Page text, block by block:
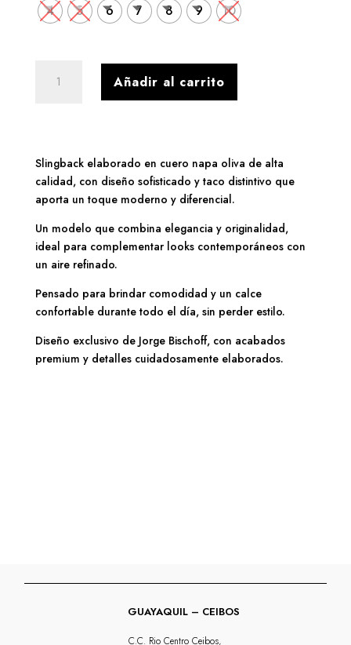
4 5 6 7 8 9 10
cuero
taco
distintivo
cantidad
Añadir al carrito
Slingback elaborado en cuero napa oliva de alta
calidad, con diseño sofisticado y taco distintivo que
aporta un toque moderno y diferencial.
Un modelo que combina elegancia y originalidad,
ideal para complementar looks contemporáneos con
un aire refinado.
Pensado para brindar comodidad y un calce
confortable durante todo el día, sin perder estilo.
Diseño exclusivo de Jorge Bischoff, con acabados
premium y detalles cuidadosamente elaborados.
GUAYAQUIL – CEIBOS
C.C. Rio Centro Ceibos,